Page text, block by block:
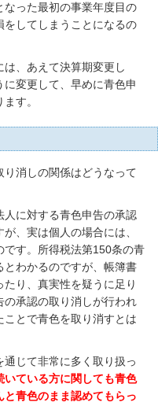
なった最初の事業年度目の
してしまうことになるの
、あえて決算期変更し
変更して、早めに青色申
す。
消しの関係はどうなって
に対する青色申告の承認
、実は個人の場合には、
です。所得税法第150条の青
わかるのですが、帳簿書
り、真実性を疑うに足り
の承認の取り消しが行われ
とで青色を取り消すとは
じて非常に多く取り扱っ
いている方に関しても青色
青色のまま認めてもらっ